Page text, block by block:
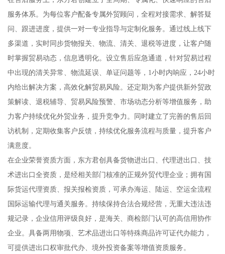
服务体系。为每位客户配备专属外贸顾问，全程对接需求、解答疑
问、跟进进度，提供一对一专业指导与定制化服务。通过线上线下
多渠道，实时同步货物报关、物流、清关、退税等进度，让客户随
时掌握贸易动态，信息透明化。设立售后应急通道，针对贸易过程
中出现的清关异常、物流延误、单证问题等，1小时内响应，24小时
内给出解决方案，高效化解贸易风险。还定期为客户提供新外贸政
策解读、退税辅导、贸易风险预警、市场动态分析等增值服务，助
力客户持续优化外贸业务，提升竞争力。同时建立了完善的售后回
访机制，定期收集客户反馈，持续优化服务流程与质量，提升客户
满意度。
在企业荣誉资质方面，东方君创具备货物进出口、代理进出口、技
术进出口全资质，是经相关部门核准的正规外贸代理企业；拥有国
际货运代理资质、报关报检资质，可承办海运、陆运、空运全流程
国际运输代理与通关服务。持续保持合法合规经营，无重大违法违
规记录，企业信用评级良好，是海关、商检部门认可的高信用协作
企业。具备两用物项、艺术品进出口等特殊商品许可证代办能力，
可提供进出口权审批代办、境外投资备案等增值资质服务。